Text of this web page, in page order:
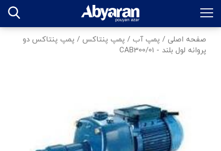
صفحه اصلی / پمپ آب / پمپ پنتاکس / پمپ پنتاکس دو
پروانه لول بلند - CAB300/01